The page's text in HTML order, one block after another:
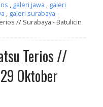
, galeri jawa , galeri
, galeri surabaya -
// Surabaya - Batulicin
Terios //
Oktober